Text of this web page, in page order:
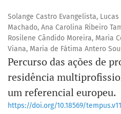
Solange Castro Evangelista, Lucas
Machado, Ana Carolina Ribeiro
Rosilene Cândido Moreira, Maria
Viana, Maria de Fátima Antero
Percurso das ações de
residência
um referencial europeu.
https://doi.org/10.18569/